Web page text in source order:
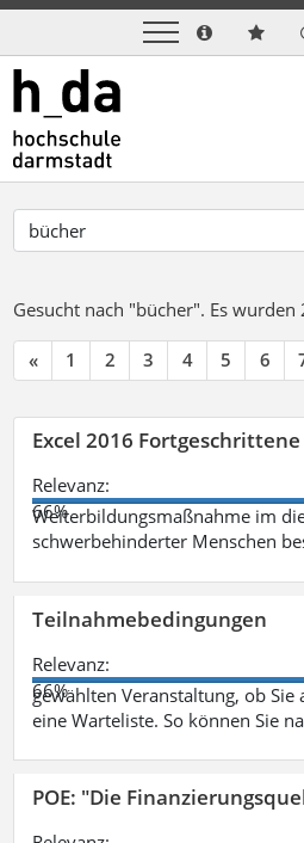
Gesucht nach "bücher". Es
« 1 2 3 4 5 6
Excel 2016
Relevanz:
66%
Weiterbildungsmaßnahme im
schwerbehinderter Menschen
Teilnahmebedingungen
Relevanz:
66%
gewählten Veranstaltung, ob
eine Warteliste. So können Sie
POE: "Die